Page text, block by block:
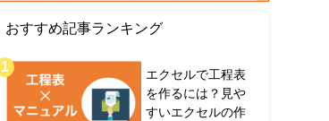
おすすめ記事ランキング
エクセルで工程表
を作るには？見や
すいエクセルの作